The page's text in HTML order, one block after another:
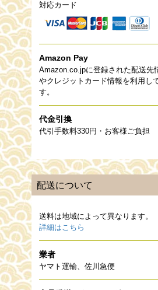
対応カード
Amazon Pay
Amazon.co.jpに登録された配送先
やクレジットカード情報を利用し
す。
代金引換
代引手数料330円・お客様ご負担
配送について
送料は地域によって異なります。
詳細はこちら
業者
ヤマト運輸、佐川急便